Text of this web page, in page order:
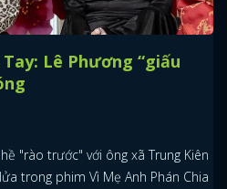
Lê Phương “giấu
"rào trước" với ông xã Trung Kiên
trong phim Vì Mẹ Anh Phán Chia